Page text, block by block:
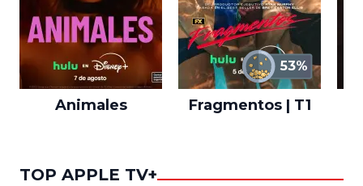
Animales
53%
Fragmentos | T1
TOP APPLE TV+